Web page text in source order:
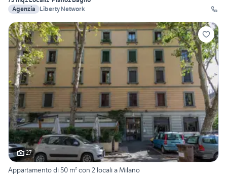
Agenzia
Liberty Network
27
Appartamento di 50 m² con 2 locali a Milano